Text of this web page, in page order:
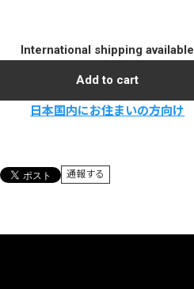
International shipping available
Add to cart
日本国内にお住まいの方向け
通報する